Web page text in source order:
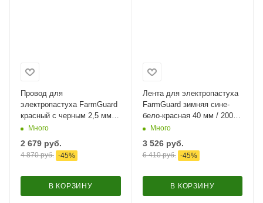
Провод для
электропастуха FarmGuard
красный с черным 2,5 мм /
1000 м / 3х0,16 мм
Много
2 679 руб.
4 870руб. -45%
В КОРЗИНУ
Лента для электропастуха
FarmGuard зимняя сине-
бело-красная 40 мм / 200 м
/ 8х0.4 мм SS
Много
3 526руб.
6 410руб. -45%
В КОРЗИНУ